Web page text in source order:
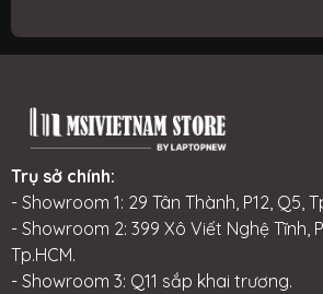
Trụ sở chính:
- Showroom 1: 29 Tân Thành, P12, Q5,
- Showroom 2: 399 Xô Viết Nghệ Tĩnh,
Tp.HCM.
- Showroom 3: Q11 sắp khai trương.